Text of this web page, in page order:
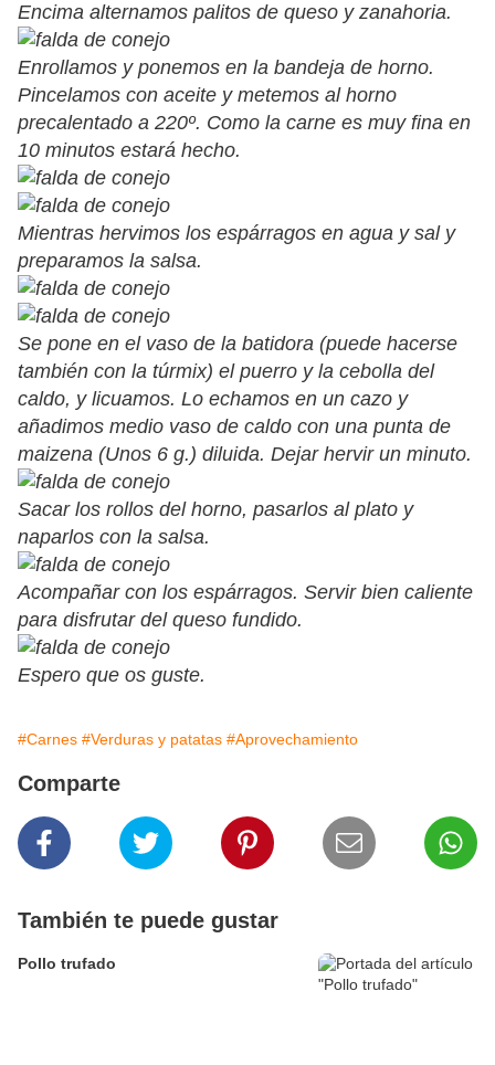
Encima alternamos palitos de queso y zanahoria.
Enrollamos y ponemos en la bandeja de horno.
Pincelamos con aceite y metemos al horno
precalentado a 220º. Como la carne es muy fina en
10 minutos estará hecho.
Mientras hervimos los espárragos en agua y sal y
preparamos la salsa.
Se pone en el vaso de la batidora (puede hacerse
también con la túrmix) el puerro y la cebolla del
caldo, y licuamos. Lo echamos en un cazo y
añadimos medio vaso de caldo con una punta de
maizena (Unos 6 g.) diluida. Dejar hervir un minuto.
Sacar los rollos del horno, pasarlos al plato y
naparlos con la salsa.
Acompañar con los espárragos. Servir bien caliente
para disfrutar del queso fundido.
Espero que os guste.
#Carnes #Verduras y patatas #Aprovechamiento
Comparte
También te puede gustar
Pollo trufado